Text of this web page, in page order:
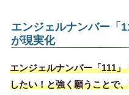
エンジェルナンバー「
が現実化
エンジェルナンバー「111
したい！と強く願うことで